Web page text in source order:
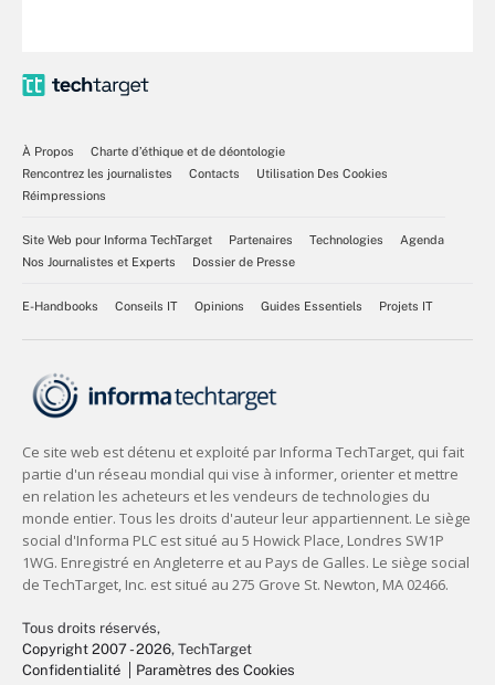
À Propos
Charte d’éthique et de déontologie
Rencontrez les journalistes
Contacts
Utilisation Des Cookies
Réimpressions
Site Web pour Informa TechTarget Partenaires Technologies
Agenda
Nos Journalistes et Experts
Dossier de Presse
E-Handbooks Conseils IT Opinions Guides Essentiels Projets IT
Tous droits réservés,
Copyright 2007 - 2026, TechTarget
Confidentialité
Paramètres des Cookies